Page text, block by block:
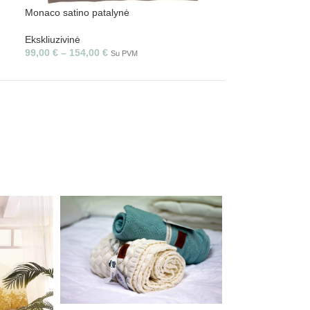
Monaco satino patalynė
Ekskliuzivinė
99,00 € – 154,00 € Su PVM